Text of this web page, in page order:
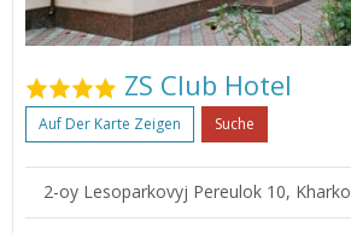
ZS Club Hotel
Auf Der Karte Zeigen Suche
2-oy Lesoparkovyj Pereulok 10,